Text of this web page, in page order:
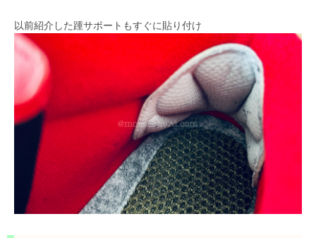
以前紹介した踵サポートもすぐに貼り付け